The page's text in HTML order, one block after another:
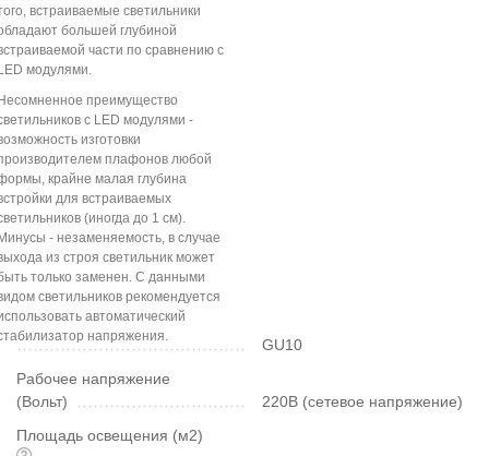
встраиваемые светильники
большей глубиной
части по сравнению с
модулями.
преимущество
с LED модулями -
изготовки
плафонов любой
крайне малая глубина
для встраиваемых
(иногда до 1 см).
- незаменяемость, в случае
из строя светильник может
только заменен. С данными
светильников рекомендуется
автоматический
напряжения.
GU10
Рабочее напряжение
(Вольт)
220В (сетевое напряжение)
Площадь освещения (м2)